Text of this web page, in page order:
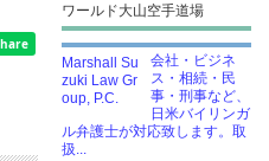
ワールド大山空手道場
会社・ビジネ
ス・相続・民
事・刑事など、
日米バイリンガ
ル弁護士が対応致します。取
扱...